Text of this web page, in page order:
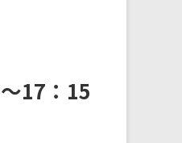
17：15